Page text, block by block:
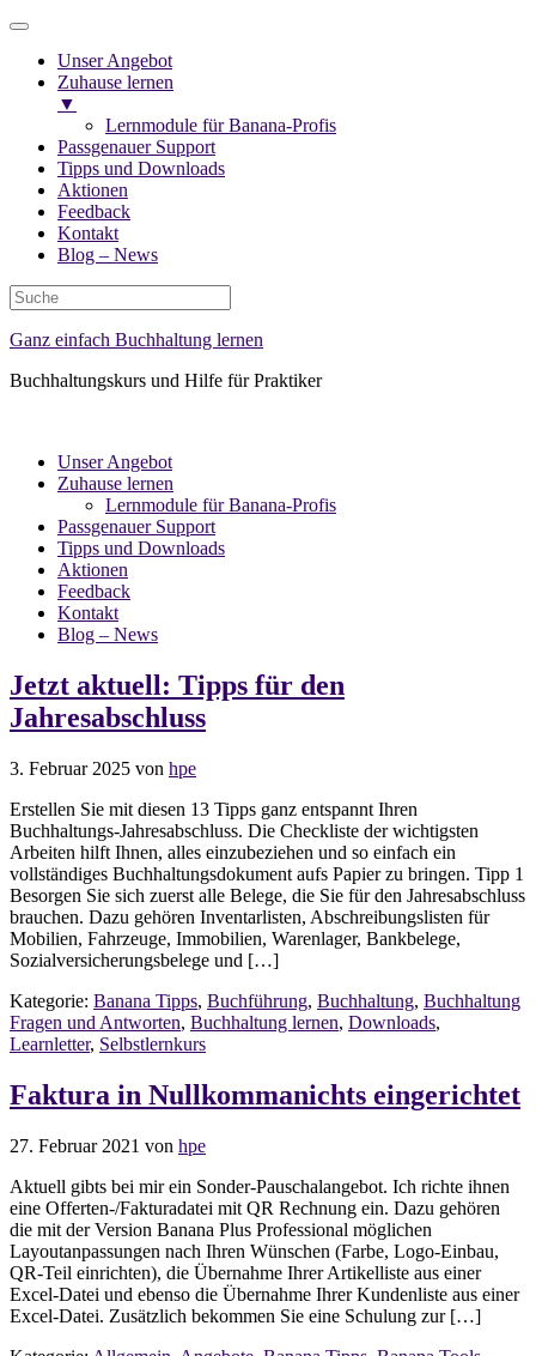
Unser Angebot
Zuhause lernen
▼
Lernmodule für Banana-Profis
Passgenauer Support
Tipps und Downloads
Aktionen
Feedback
Kontakt
Blog – News
Ganz einfach Buchhaltung lernen
Buchhaltungskurs und Hilfe für Praktiker
Unser Angebot
Zuhause lernen
Lernmodule für Banana-Profis
Passgenauer Support
Tipps und Downloads
Aktionen
Feedback
Kontakt
Blog – News
Jetzt aktuell: Tipps für den
Jahresabschluss
3. Februar 2025 von hpe
Erstellen Sie mit diesen 13 Tipps ganz entspannt Ihren
Buchhaltungs-Jahresabschluss. Die Checkliste der wichtigsten
Arbeiten hilft Ihnen, alles einzubeziehen und so einfach ein
vollständiges Buchhaltungsdokument aufs Papier zu bringen. Tipp 1
Besorgen Sie sich zuerst alle Belege, die Sie für den Jahresabschluss
brauchen. Dazu gehören Inventarlisten, Abschreibungslisten für
Mobilien, Fahrzeuge, Immobilien, Warenlager, Bankbelege,
Sozialversicherungsbelege und […]
Kategorie: Banana Tipps, Buchführung, Buchhaltung, Buchhaltung
Fragen und Antworten, Buchhaltung lernen, Downloads,
Learnletter, Selbstlernkurs
Faktura in Nullkommanichts eingerichtet
27. Februar 2021 von hpe
Aktuell gibts bei mir ein Sonder-Pauschalangebot. Ich richte ihnen
eine Offerten-/Fakturadatei mit QR Rechnung ein. Dazu gehören
die mit der Version Banana Plus Professional möglichen
Layoutanpassungen nach Ihren Wünschen (Farbe, Logo-Einbau,
QR-Teil einrichten), die Übernahme Ihrer Artikelliste aus einer
Excel-Datei und ebenso die Übernahme Ihrer Kundenliste aus einer
Excel-Datei. Zusätzlich bekommen Sie eine Schulung zur […]